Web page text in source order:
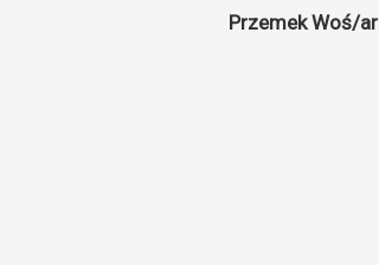
Przemek Woś/ar